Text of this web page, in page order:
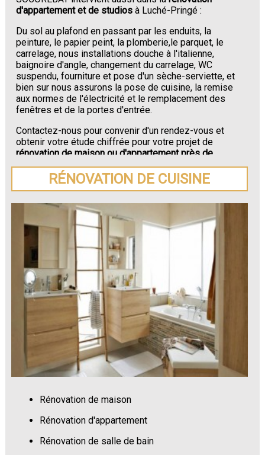
d'appartement et de studios à Luché-Pringé :
Du sol au plafond en passant par les enduits, la
peinture, le papier peint, la plomberie,le parquet, le
carrelage, nous installations douche à l'italienne,
baignoire d'angle, changement du carrelage, WC
suspendu, fourniture et pose d'un sèche-serviette, et
bien sur nous assurons la pose de cuisine, la remise
aux normes de l'électricité et le remplacement des
fenêtres et de la portes d'entrée.
Contactez-nous pour convenir d'un rendez-vous et
obtenir votre étude chiffrée pour votre projet de
rénovation de maison ou d'appartement près de
Luché-Pringé.
RÉNOVATION DE CUISINE
Rénovation de maison
Rénovation d'appartement
Rénovation de salle de bain